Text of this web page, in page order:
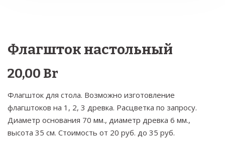
Флагшток настольный
20,00 Br
Флагшток для стола. Возможно изготовление
флагштоков на 1, 2, 3 древка. Расцветка по запросу.
Диаметр основания 70 мм., диаметр древка 6 мм.,
высота 35 см. Стоимость от 20 руб. до 35 руб.